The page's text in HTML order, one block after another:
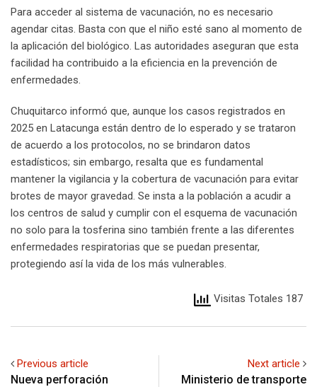
Para acceder al sistema de vacunación, no es necesario
agendar citas. Basta con que el niño esté sano al momento de
la aplicación del biológico. Las autoridades aseguran que esta
facilidad ha contribuido a la eficiencia en la prevención de
enfermedades.
Chuquitarco informó que, aunque los casos registrados en
2025 en Latacunga están dentro de lo esperado y se trataron
de acuerdo a los protocolos, no se brindaron datos
estadísticos; sin embargo, resalta que es fundamental
mantener la vigilancia y la cobertura de vacunación para evitar
brotes de mayor gravedad. Se insta a la población a acudir a
los centros de salud y cumplir con el esquema de vacunación
no solo para la tosferina sino también frente a las diferentes
enfermedades respiratorias que se puedan presentar,
protegiendo así la vida de los más vulnerables.
Visitas Totales 187
Previous article
Nueva perforación
Next article
Ministerio de transporte